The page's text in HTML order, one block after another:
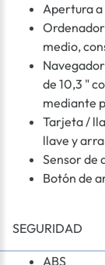
Apertura
medio,
de 10,3 "
mediante
Tarjeta /
llave y
Sensor de
Botón de
SEGURIDAD
ABS